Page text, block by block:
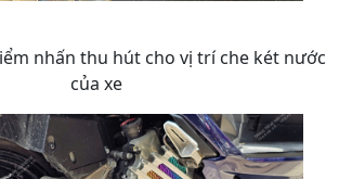
nhấn thu hút cho vị trí che két nước
của xe